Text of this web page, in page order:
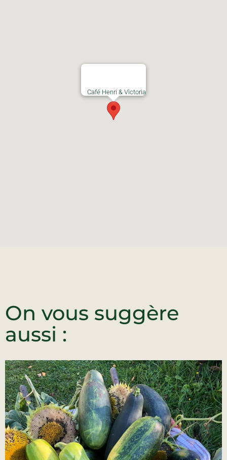
Café Henri & Victoria
On vous suggère
aussi :